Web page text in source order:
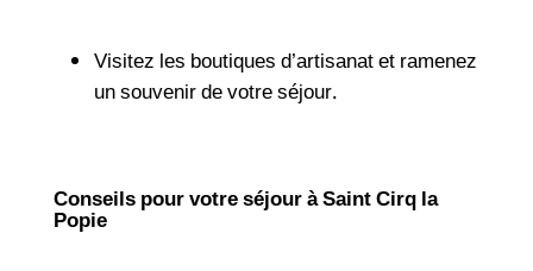
Visitez les boutiques d’artisanat et ramenez
un souvenir de votre séjour.
Conseils pour votre séjour à Saint Cirq la
Popie